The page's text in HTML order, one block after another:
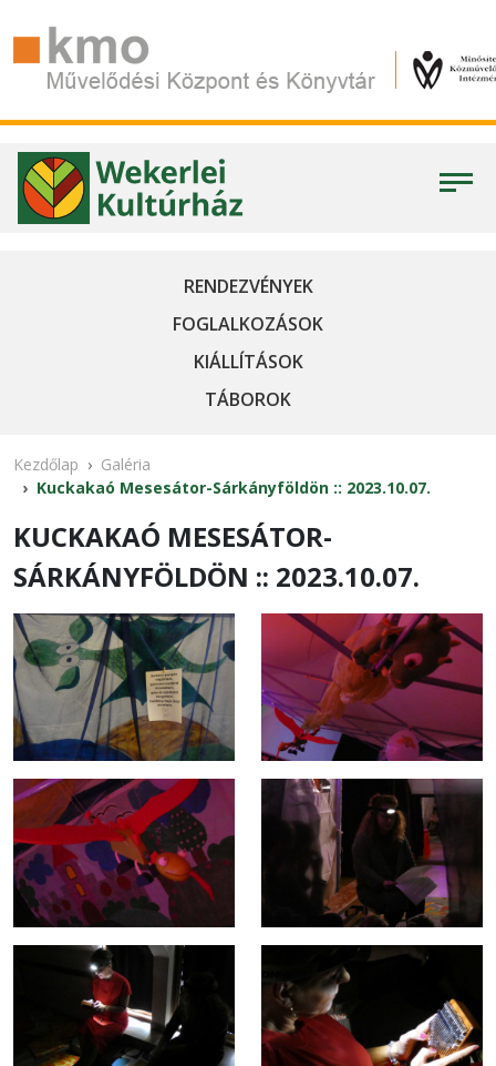
RENDEZVÉNYEK
FOGLALKOZÁSOK
KIÁLLÍTÁSOK
TÁBOROK
Kezdőlap
Galéria
Kuckakaó Mesesátor-Sárkányföldön :: 2023.10.07.
KUCKAKAÓ MESESÁTOR-
SÁRKÁNYFÖLDÖN :: 2023.10.07.